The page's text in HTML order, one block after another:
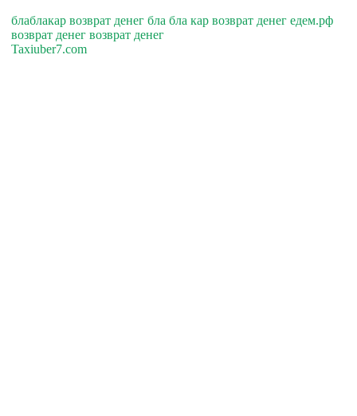
блаблакар возврат денег бла бла кар возврат денег едем.рф
возврат денег возврат денег
Taxiuber7.com